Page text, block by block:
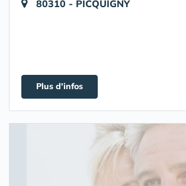
80310 - PICQUIGNY
Plus d'infos